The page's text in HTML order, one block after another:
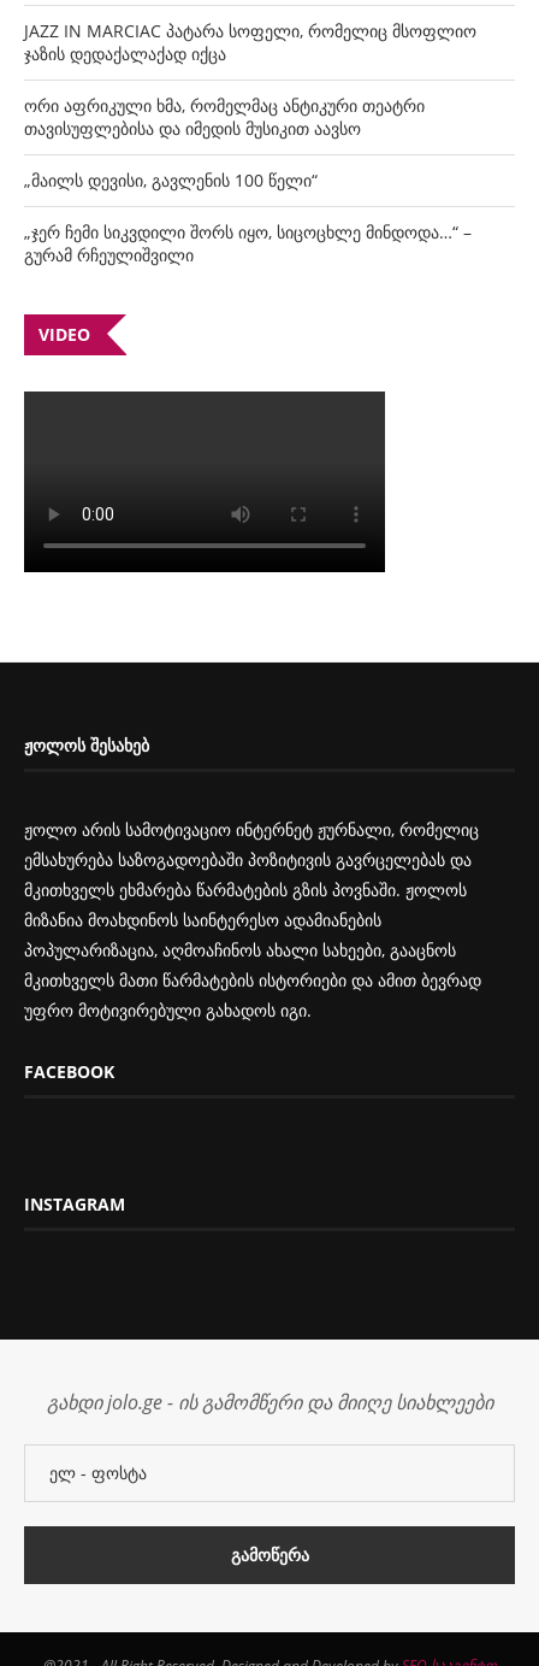
JAZZ IN MARCIAC პატარა სოფელი, რომელიც მსოფლიო
ჯაზის დედაქალაქად იქცა
ორი აფრიკული ხმა, რომელმაც ანტიკური თეატრი
თავისუფლებისა და იმედის მუსიკით აავსო
„მაილს დევისი, გავლენის 100 წელი“
„ჯერ ჩემი სიკვდილი შორს იყო, სიცოცხლე მინდოდა…“ –
გურამ რჩეულიშვილი
VIDEO
ᲟᲝᲚᲝᲡ ᲨᲔᲡᲐᲮᲔᲑ
ჟოლო არის სამოტივაციო ინტერნეტ ჟურნალი, რომელიც
ემსახურება საზოგადოებაში პოზიტივის გავრცელებას და
მკითხველს ეხმარება წარმატების გზის პოვნაში. ჟოლოს
მიზანია მოახდინოს საინტერესო ადამიანების
პოპულარიზაცია, აღმოაჩინოს ახალი სახეები, გააცნოს
მკითხველს მათი წარმატების ისტორიები და ამით ბევრად
უფრო მოტივირებული გახადოს იგი.
FACEBOOK
INSTAGRAM
გახდი jolo.ge - ის გამომწერი და მიიღე სიახლეები